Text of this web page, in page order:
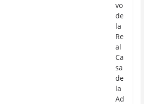
vo
de
la
Re
al
Ca
sa
de
la
Ad